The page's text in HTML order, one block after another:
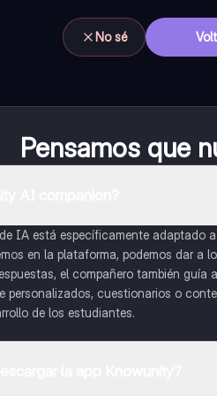
No sé
Pensamos que
IA está específicamente adaptado
en la plataforma, podemos dar a
el compañero también
personalizados, cuestionarios o
de los estudiantes.